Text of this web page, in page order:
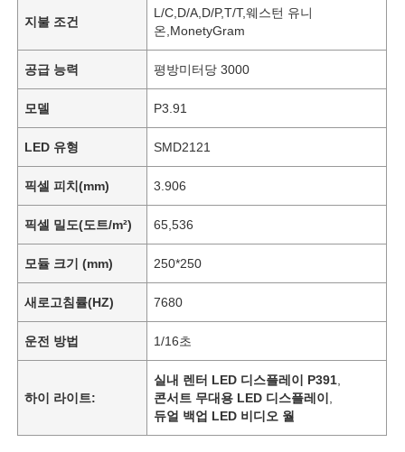
지불 조건
L/C,D/A,D/P,T/T,웨스턴 유니
온,MonetyGram
공급 능력 평방미터당 3000
모델 P3.91
LED 유형 SMD2121
픽셀 피치(mm) 3.906
픽셀 밀도(도트/m²) 65,536
모듈 크기 (mm) 250*250
새로고침률(HZ) 7680
운전 방법 1/16초
하이 라이트:
실내 렌터 LED 디스플레이 P391
콘서트 무대용 LED 디스플레이
듀얼 백업 LED 비디오 월